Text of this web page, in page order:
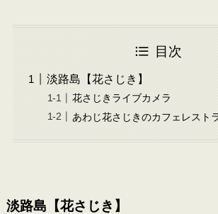
目次
淡路島【花さじき】
花さじきライブカメラ
あわじ花さじきのカフェレスト
淡路島【花さじき】